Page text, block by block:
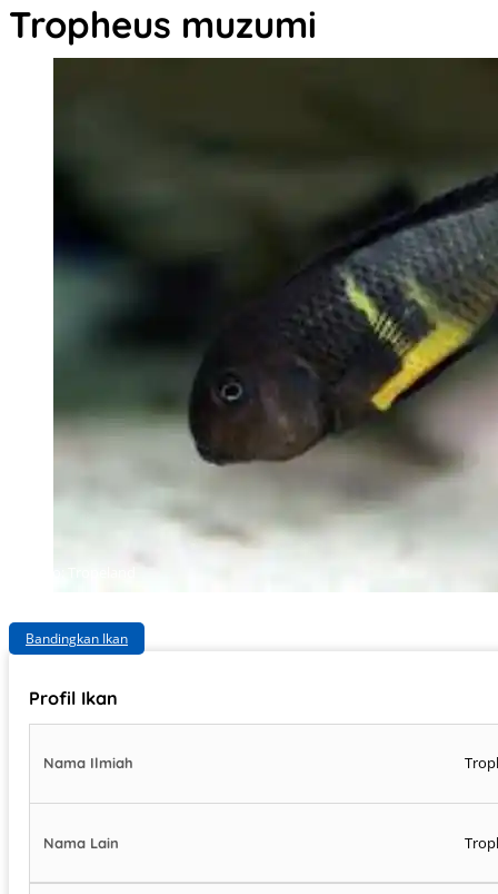
Tropheus muzumi
Bandingkan Ikan
Profil Ikan
Nama Ilmiah
Nama Lain